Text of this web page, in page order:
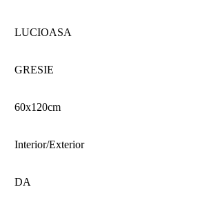
LUCIOASA
GRESIE
60x120cm
Interior/Exterior
DA